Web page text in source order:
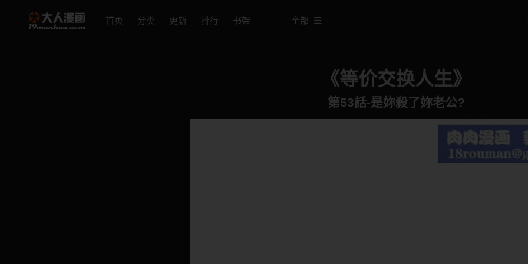
首页 分类 更新 排行 书架 全部
《等价交换人生》
第53話-是妳殺了妳老公?